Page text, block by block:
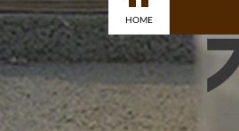
HOME